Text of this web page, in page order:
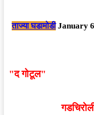
ताज्या घडामोडी January
"द गोटूल"